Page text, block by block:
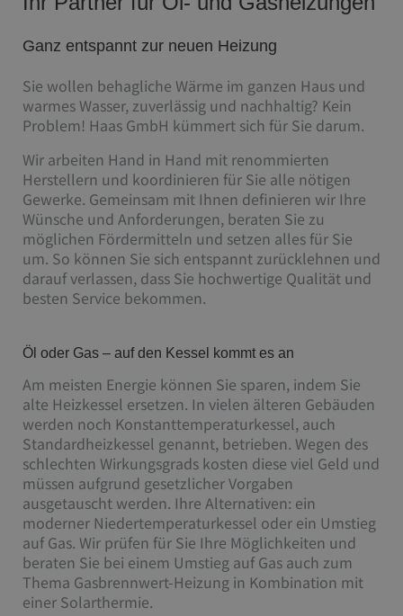
Ganz entspannt zur neuen Heizung
Sie wollen behagliche Wärme im ganzen Haus und
warmes Wasser, zuverlässig und nachhaltig? Kein
Problem! Haas GmbH kümmert sich für Sie darum.
Wir arbeiten Hand in Hand mit renommierten
Herstellern und koordinieren für Sie alle nötigen
Gewerke. Gemeinsam mit Ihnen definieren wir Ihre
Wünsche und Anforderungen, beraten Sie zu
möglichen Fördermitteln und setzen alles für Sie
um. So können Sie sich entspannt zurücklehnen und
darauf verlassen, dass Sie hochwertige Qualität und
besten Service bekommen.
Öl oder Gas – auf den Kessel kommt es an
Am meisten Energie können Sie sparen, indem Sie
alte Heizkessel ersetzen. In vielen älteren Gebäuden
werden noch Konstanttemperaturkessel, auch
Standardheizkessel genannt, betrieben. Wegen des
schlechten Wirkungsgrads kosten diese viel Geld und
müssen aufgrund gesetzlicher Vorgaben
ausgetauscht werden. Ihre Alternativen: ein
moderner Niedertemperaturkessel oder ein Umstieg
auf Gas. Wir prüfen für Sie Ihre Möglichkeiten und
beraten Sie bei einem Umstieg auf Gas auch zum
Thema Gasbrennwert-Heizung in Kombination mit
einer Solarthermie.